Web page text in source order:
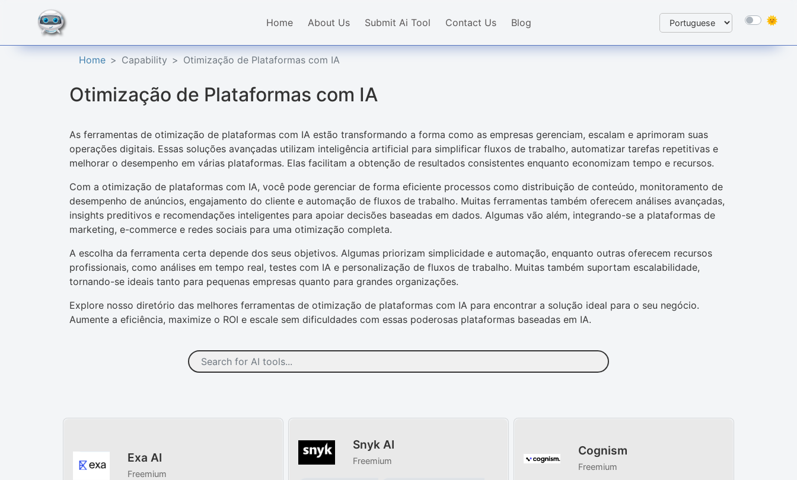
Home About Us Submit Ai Tool Contact Us Blog
Home Capability Otimização de Plataformas com IA
Otimização de Plataformas com IA
As ferramentas de otimização de plataformas com IA estão transformando a forma como as empresas gerenciam, escalam e aprimoram suas
operações digitais. Essas soluções avançadas utilizam inteligência artificial para simplificar fluxos de trabalho, automatizar tarefas repetitivas e
melhorar o desempenho em várias plataformas. Elas facilitam a obtenção de resultados consistentes enquanto economizam tempo e recursos.
Com a otimização de plataformas com IA, você pode gerenciar de forma eficiente processos como distribuição de conteúdo, monitoramento de
desempenho de anúncios, engajamento do cliente e automação de fluxos de trabalho. Muitas ferramentas também oferecem análises avançadas,
insights preditivos e recomendações inteligentes para apoiar decisões baseadas em dados. Algumas vão além, integrando-se a plataformas de
marketing, e-commerce e redes sociais para uma otimização completa.
A escolha da ferramenta certa depende dos seus objetivos. Algumas priorizam simplicidade e automação, enquanto outras oferecem recursos
profissionais, como análises em tempo real, testes com IA e personalização de fluxos de trabalho. Muitas também suportam escalabilidade,
tornando-se ideais tanto para pequenas empresas quanto para grandes organizações.
Explore nosso diretório das melhores ferramentas de otimização de plataformas com IA para encontrar a solução ideal para o seu negócio.
Aumente a eficiência, maximize o ROI e escale sem dificuldades com essas poderosas plataformas baseadas em IA.
Exa AI
Freemium
Snyk AI
Freemium
Cognism
Freemium